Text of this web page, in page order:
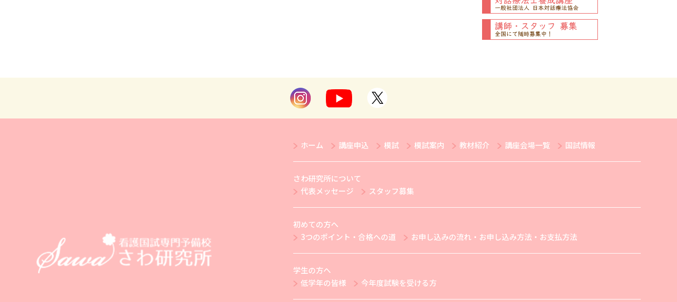
ホーム 講座申込 模試 模試案内 教材紹介 講座会場一覧 国試情報
さわ研究所について
代表メッセージ
スタッフ募集
初めての方へ
3つのポイント・合格への道
お申し込みの流れ・お申し込み方法・お支払方法
学生の方へ
低学年の皆様
今年度試験を受ける方